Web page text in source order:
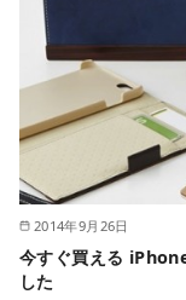
2014年9月26日
今すぐ買える
した